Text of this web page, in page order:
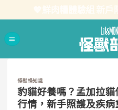
怪獸怪知識
豹貓好養嗎？孟加拉
行情，新手照護及疾病